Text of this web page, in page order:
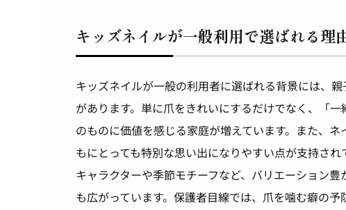
キッズネイルが一般利用で選ばれる理
キッズネイルが一般の利用者に選ばれる背景には、
があります。単に爪をきれいにするだけでなく、「
のものに価値を感じる家庭が増えています。また、
もにとっても特別な思い出になりやすい点が支持さ
キャラクターや季節モチーフなど、バリエーション
も広がっています。保護者目線では、爪を噛む癖の